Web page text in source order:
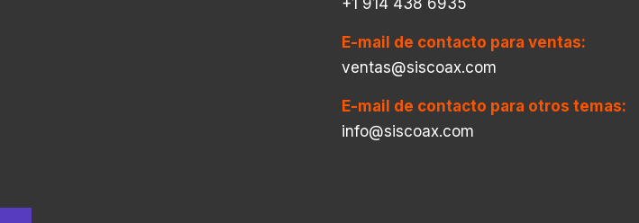
E-mail de contacto para ventas:
ventas@siscoax.com
E-mail de contacto para otros temas:
info@siscoax.com